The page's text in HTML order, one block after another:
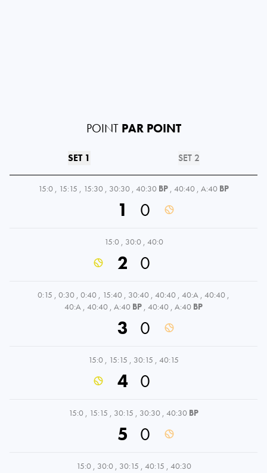
POINT PAR POINT
SET 1 SET 2
15:0 , 15:15 , 15:30 , 30:30 , 40:30 BP , 40:40 , A:40 BP
1 0
15:0 , 30:0 , 40:0
2 0
0:15 , 0:30 , 0:40 , 15:40 , 30:40 , 40:40 , 40:A , 40:40 ,
40:A , 40:40 , A:40 BP , 40:40 , A:40 BP
3 0
15:0 , 15:15 , 30:15 , 40:15
4 0
15:0 , 15:15 , 30:15 , 30:30 , 40:30 BP
5 0
15:0 , 30:0 , 30:15 , 40:15 , 40:30